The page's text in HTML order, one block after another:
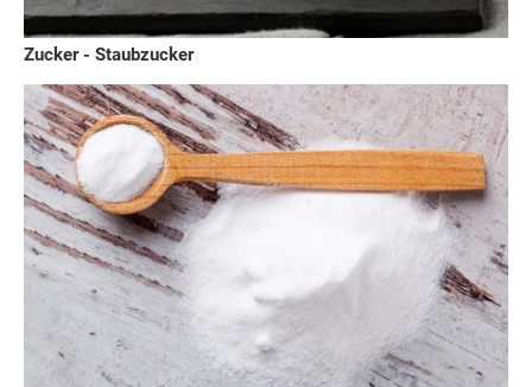
Zucker - Staubzucker